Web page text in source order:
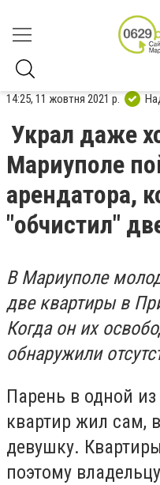
14:25, 11 жовтня 2021 р.
Украл даже
Мариуполе
арендатора,
"обчистил"
В Мариуполе
две квартиры в
Когда он их
обнаружили
Парень в одной
квартир жил сам,
девушку.
поэтому